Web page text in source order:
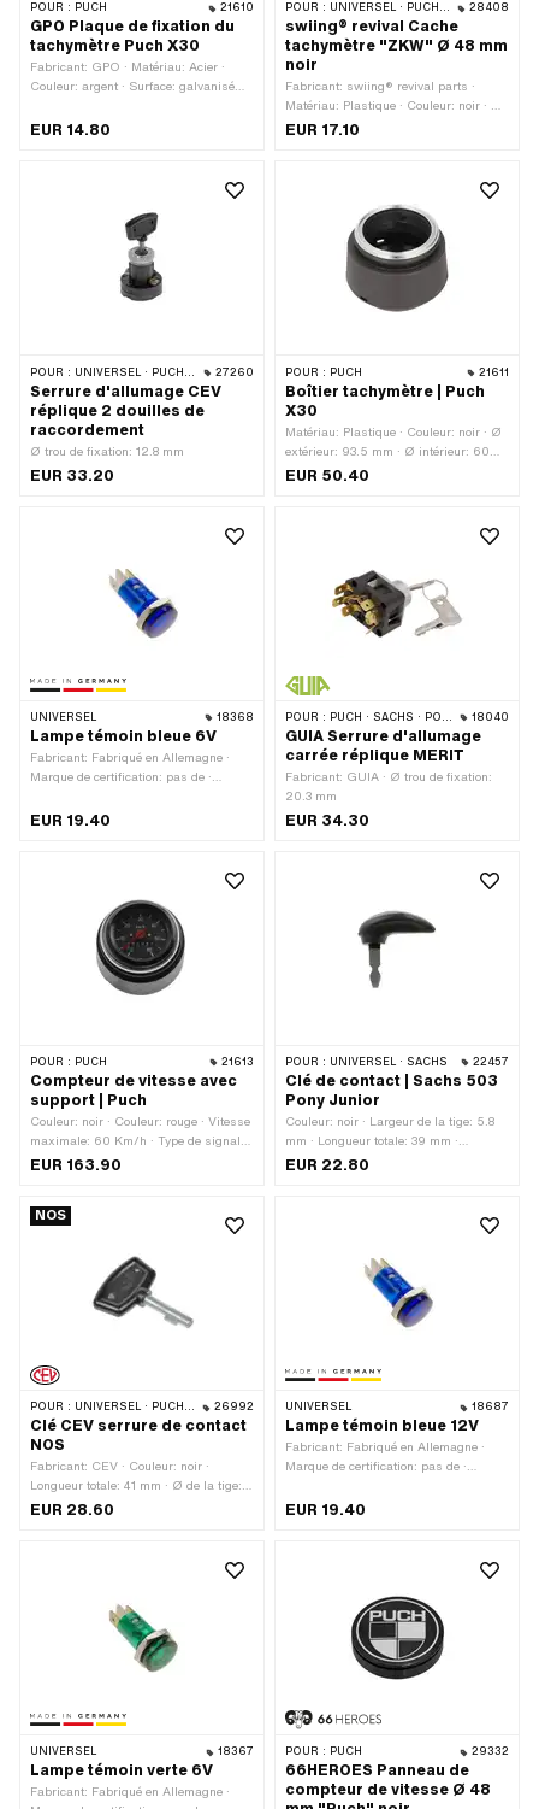
POUR : PUCH 21610
GPO Plaque de fixation du
tachymètre Puch X30
Fabricant: GPO · Matériau: Acier ·
Couleur: argent · Surface: galvanisé
EUR 14.80
POUR : UNIVERSEL · PUCH · SACHS 28408
swiing® revival Cache
tachymètre "ZKW" Ø 48 mm
noir
Fabricant: swiing® revival parts ·
Matériau: Plastique · Couleur: noir · Ø
trou de fixation: 48 mm
EUR 17.10
POUR : UNIVERSEL · PUCH · SACHS · PONY / CILO (BÊTA 521 & 512) · ZÜNDAPP BELMONDO · HERCULES 27260
Serrure d'allumage CEV
réplique 2 douilles de
raccordement
Ø trou de fixation: 12.8 mm
EUR 33.20
POUR : PUCH 21611
Boîtier tachymètre | Puch
X30
Matériau: Plastique · Couleur: noir · Ø
extérieur: 93.5 mm · Ø intérieur: 60
mm · Surface: bruts · Ø trou de
EUR 50.40
UNIVERSEL 18368
Lampe témoin bleue 6V
Fabricant: Fabriqué en Allemagne ·
Marque de certification: pas de ·
extérieur: 16 mm · Longueur totale: 35
EUR 19.40
POUR : PUCH · SACHS · PONY / CILO (BÊTA 521 & 512) · ZÜNDAPP BELMONDO 18040
GUIA Serrure d'allumage
carrée réplique MERIT
Fabricant: GUIA · Ø trou de fixation:
20.3 mm
EUR 34.30
POUR : PUCH 21613
Compteur de vitesse avec
support | Puch
Couleur: noir · Couleur: rouge · Vitesse
maximale: 60 Km/h · Type de signal
Tacho: analogique · Ø du logement: 60
EUR 163.90
POUR : UNIVERSEL · SACHS 22457
Clé de contact | Sachs 503
Pony Junior
Couleur: noir · Largeur de la tige: 5.8
mm · Longueur totale: 39 mm ·
Longueur de la tige: 22 mm
EUR 22.80
NOS
POUR : UNIVERSEL · PUCH · SACHS · PONY / CILO (BÊTA 521 & 512) 26992
Clé CEV serrure de contact
NOS
Fabricant: CEV · Couleur: noir ·
Longueur totale: 41 mm · Ø de la tige:
4.3 mm · Longueur de la tige: 22 mm
EUR 28.60
UNIVERSEL 18687
Lampe témoin bleue 12V
Fabricant: Fabriqué en Allemagne ·
Marque de certification: pas de ·
extérieur: 16 mm · Longueur totale: 35
EUR 19.40
UNIVERSEL 18367
Lampe témoin verte 6V
Fabricant: Fabriqué en Allemagne ·
POUR : PUCH 29332
66HEROES Panneau de
compteur de vitesse Ø 48